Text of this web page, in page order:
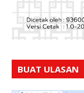
BUAT ULASAN